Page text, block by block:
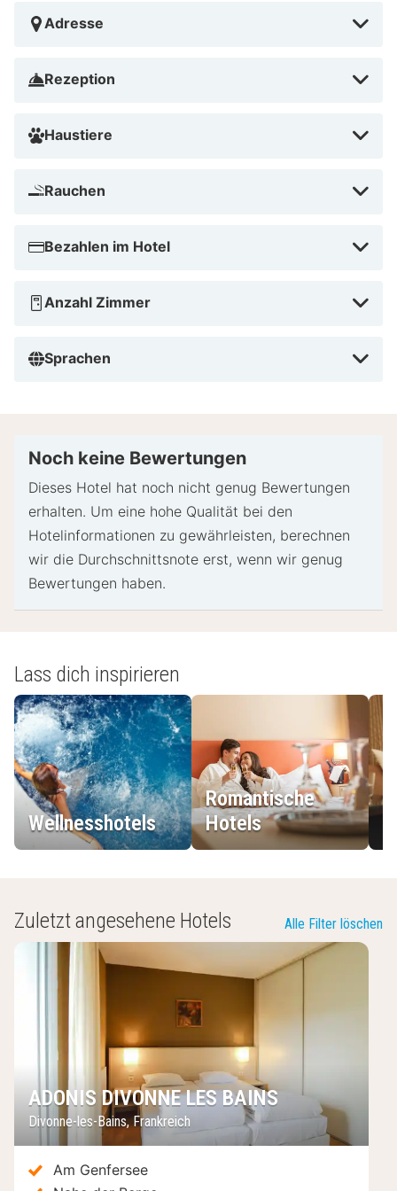
Adresse
Rezeption
Haustiere
Rauchen
Bezahlen im Hotel
Anzahl Zimmer
Sprachen
Noch keine Bewertungen
Dieses Hotel hat noch nicht genug Bewertungen
erhalten. Um eine hohe Qualität bei den
Hotelinformationen zu gewährleisten, berechnen
wir die Durchschnittsnote erst, wenn wir genug
Bewertungen haben.
Lass dich inspirieren
Wellnesshotels
Romantische
Hotels
Zuletzt angesehene Hotels Alle Filter löschen
ADONIS DIVONNE LES BAINS
Divonne-les-Bains,Frankreich
Am Genfersee